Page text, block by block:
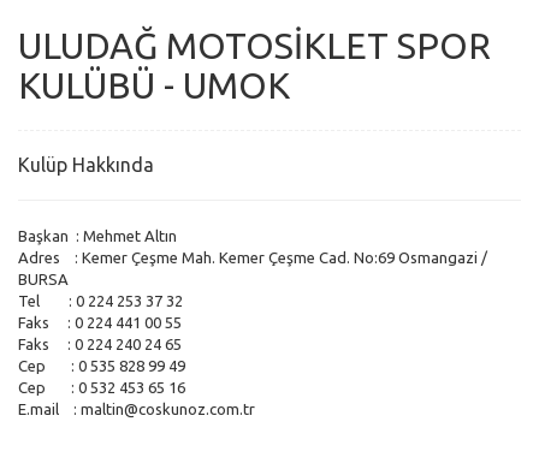
ULUDAĞ MOTOSİKLET SPOR
KULÜBÜ - UMOK
Kulüp Hakkında
Başkan : Mehmet Altın
Adres : Kemer Çeşme Mah. Kemer Çeşme Cad. No:69 Osmangazi /
BURSA
Tel : 0 224 253 37 32
Faks : 0 224 441 00 55
Faks : 0 224 240 24 65
Cep : 0 535 828 99 49
Cep : 0 532 453 65 16
E.mail : maltin@coskunoz.com.tr